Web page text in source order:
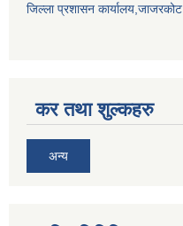
जिल्ला प्रशासन कार्यालय,जाजरकोट
कर तथा शुल्कहरु
अन्य